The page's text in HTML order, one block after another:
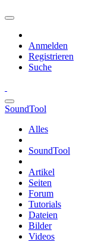
Anmelden
Registrieren
Suche
SoundTool
Alles
SoundTool
Artikel
Seiten
Forum
Tutorials
Dateien
Bilder
Videos